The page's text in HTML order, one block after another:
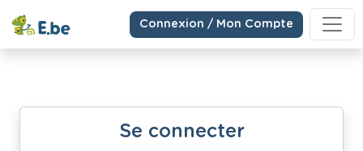
Connexion / Mon Compte
Se connecter